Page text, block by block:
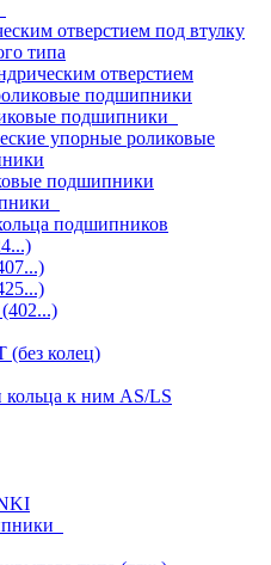
отверстием под втулку
типа
отверстием
подшипники
подшипники
упорные роликовые
подшипники
подшипников
колец)
к ним AS/LS